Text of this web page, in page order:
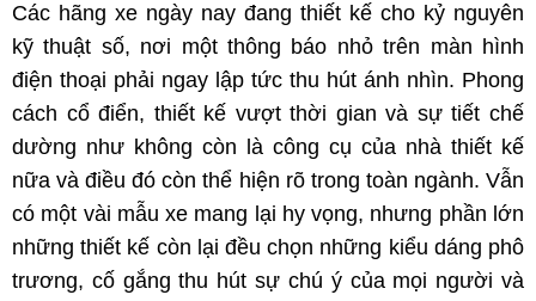
Các hãng xe ngày nay đang thiết kế cho kỷ nguyên
kỹ thuật số, nơi một thông báo nhỏ trên màn hình
điện thoại phải ngay lập tức thu hút ánh nhìn. Phong
cách cổ điển, thiết kế vượt thời gian và sự tiết chế
dường như không còn là công cụ của nhà thiết kế
nữa và điều đó còn thể hiện rõ trong toàn ngành. Vẫn
có một vài mẫu xe mang lại hy vọng, nhưng phần lớn
những thiết kế còn lại đều chọn những kiểu dáng phô
trương, cố gắng thu hút sự chú ý của mọi người và